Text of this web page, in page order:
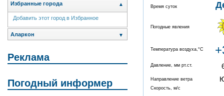
Избранные города ▲
Добавить этот город в Избранное
Аларкон ▼
Реклама
Погодный информер
Время суток
Погодные явления
Температура воздуха,°C
Давление, мм рт.ст.
Направление ветра
Скорость, м/с